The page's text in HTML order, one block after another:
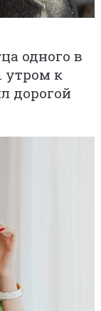
одного в
утром к
дорогой